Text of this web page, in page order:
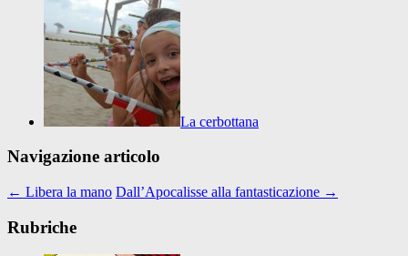
La cerbottana
Navigazione articolo
← Libera la mano Dall’Apocalisse alla fantasticazione →
Rubriche